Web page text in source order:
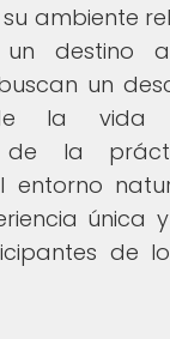
ambiente
destino
un
la vida
de la
entorno
única
de